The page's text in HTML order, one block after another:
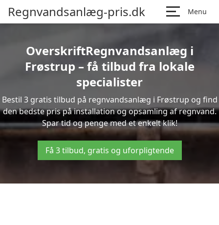
Regnvandsanlæg-pris.dk Menu
OverskriftRegnvandsanlæg i
Frøstrup – få tilbud fra lokale
specialister
Bestil 3 gratis tilbud på regnvandsanlæg i Frøstrup og find
den bedste pris på installation og opsamling af regnvand.
Spar tid og penge med et enkelt klik!
Få 3 tilbud, gratis og uforpligtende